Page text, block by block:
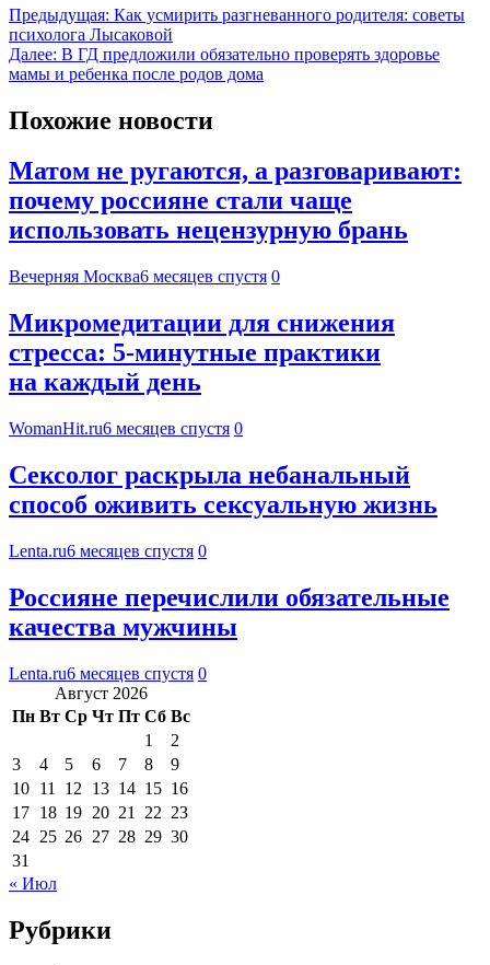
Предыдущая: Как усмирить разгневанного родителя: советы
психолога Лысаковой
Далее: В ГД предложили обязательно проверять здоровье
мамы и ребенка после родов дома
Похожие новости
Матом не ругаются, а разговаривают:
почему россияне стали чаще
использовать нецензурную брань
Вечерняя Москва6 месяцев спустя 0
Микромедитации для снижения
стресса: 5-минутные практики
на каждый день
WomanHit.ru6 месяцев спустя 0
Сексолог раскрыла небанальный
способ оживить сексуальную жизнь
Lenta.ru6 месяцев спустя 0
Россияне перечислили обязательные
качества мужчины
Lenta.ru6 месяцев спустя 0
Август 2026
Пн Вт Ср Чт Пт Сб Вс
1
2
3
4 5 6 7 8
9
10 11 12 13 14 15 16
17 18 19 20 21 22 23
24 25 26 27 28 29 30
31
« Июл
Рубрики